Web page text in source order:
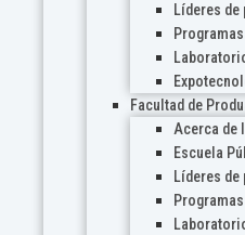
Líderes de
Facultad de
Acerca de
Escuela
Líderes de